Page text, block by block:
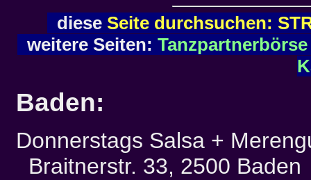
diese Seite durchsuchen:
weitere Seiten: Tanzpartnerbörse
Baden:
Donnerstags Salsa +
Braitnerstr. 33, 2500 Baden